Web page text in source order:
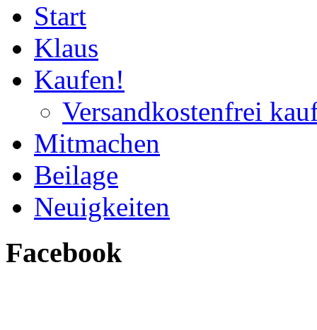
Start
Klaus
Kaufen!
Versandkostenfrei
Mitmachen
Beilage
Neuigkeiten
Facebook